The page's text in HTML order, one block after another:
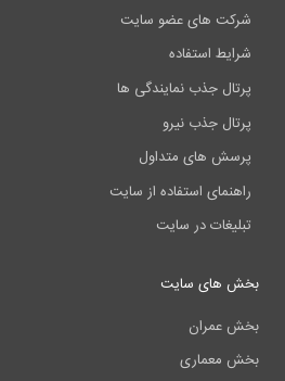
شرکت های عضو سایت
شرایط استفاده
پرتال جذب نمایندگی ها
پرتال جذب نیرو
پرسش های متداول
راهنمای استفاده از سایت
تبلیغات در سایت
بخش های سایت
بخش عمران
بخش معماری